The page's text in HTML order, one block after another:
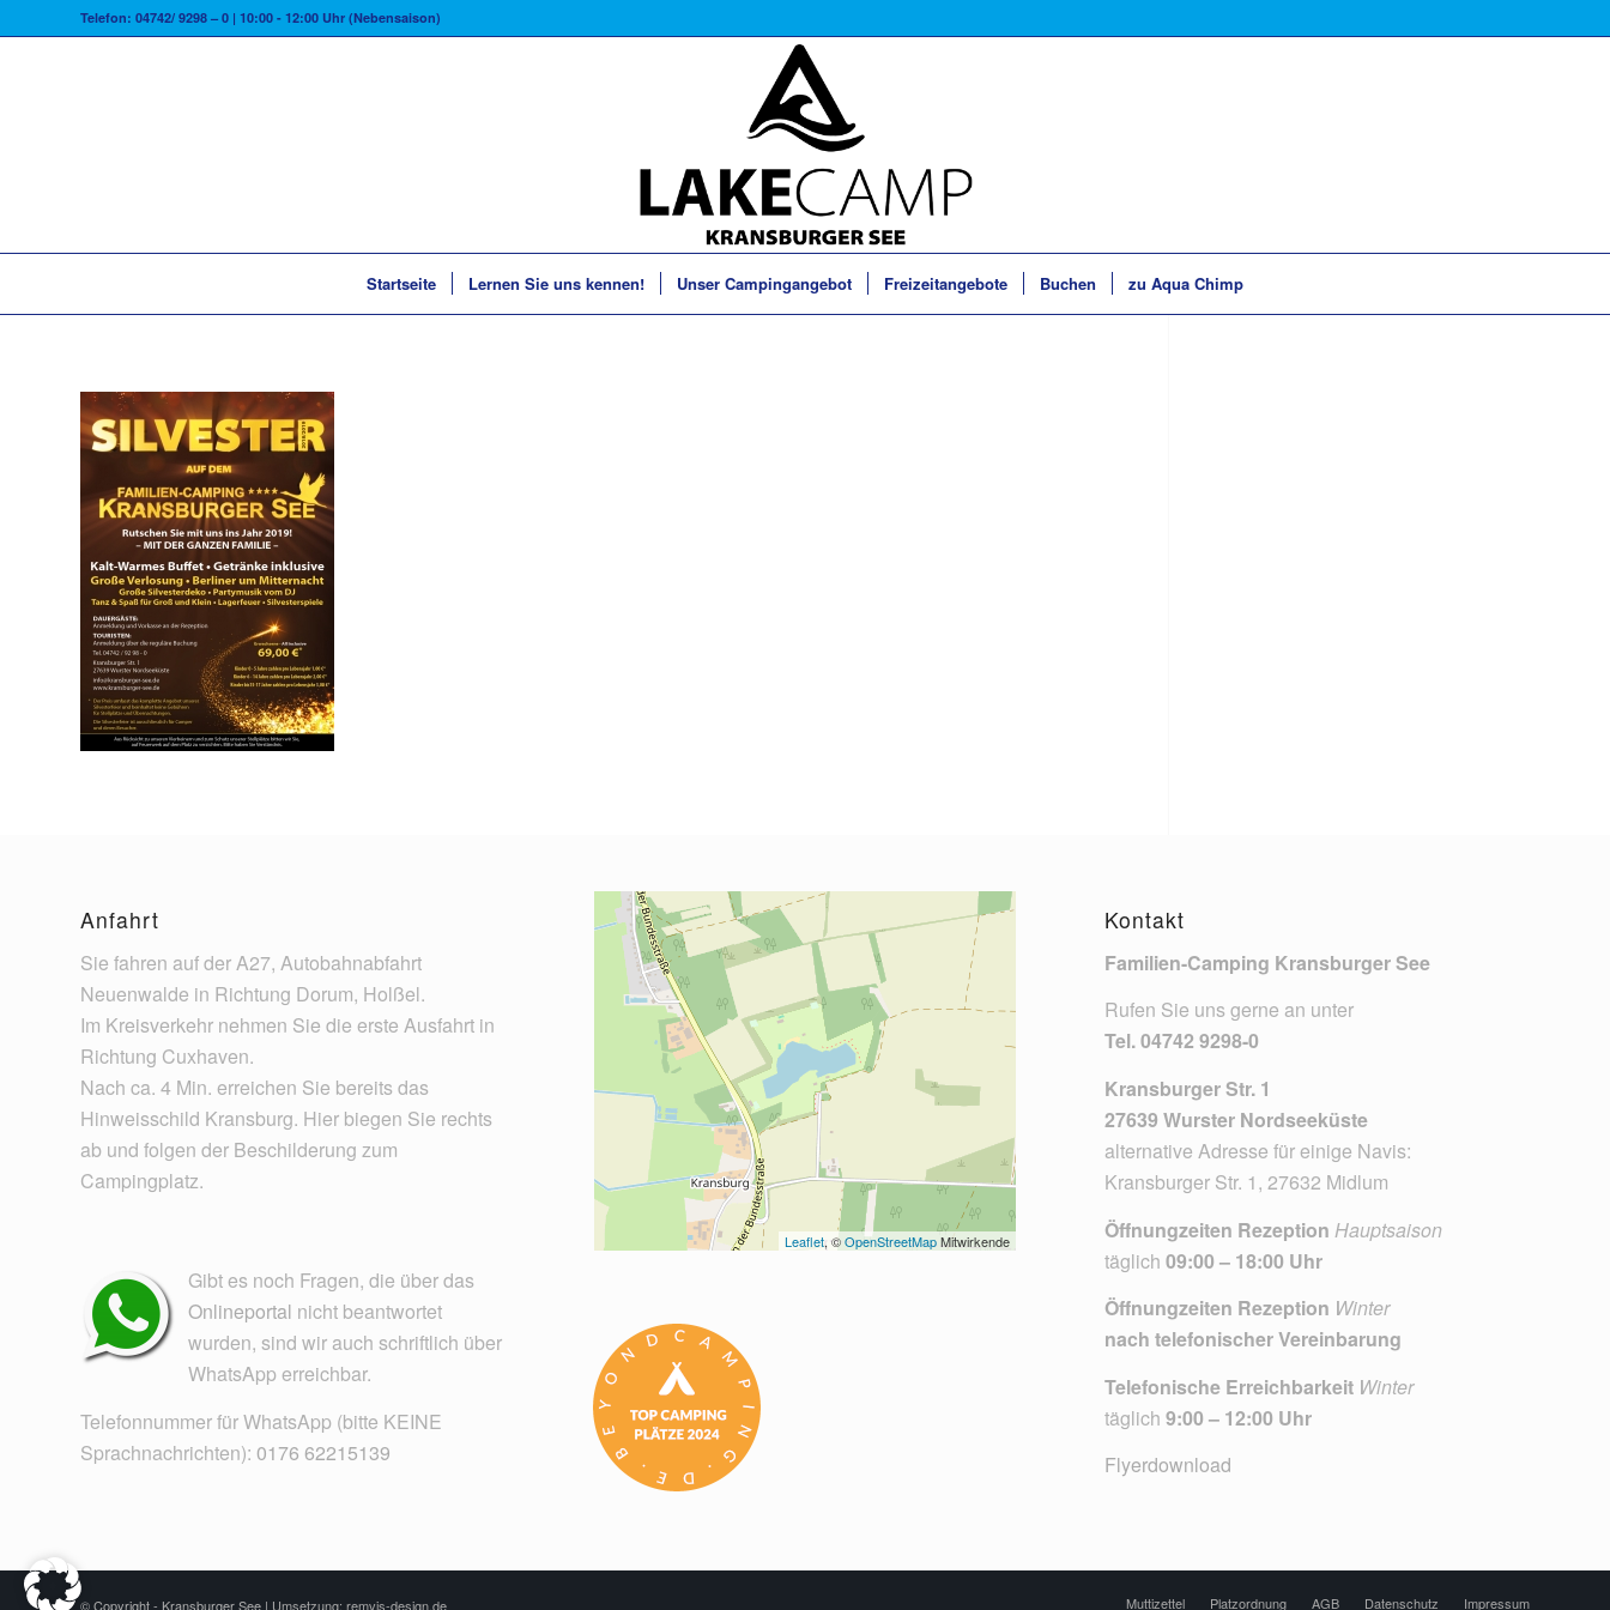
Telefon: 04742/ 9298 – 0 | 10:00 - 12:00 Uhr (Nebensaison)
Startseite Lernen Sie uns kennen! Unser Campingangebot Freizeitangebote Buchen zu Aqua Chimp
Anfahrt
Sie fahren auf der A27, Autobahnabfahrt
Neuenwalde in Richtung Dorum, Holßel.
Im Kreisverkehr nehmen Sie die erste Ausfahrt in
Richtung Cuxhaven.
Nach ca. 4 Min. erreichen Sie bereits das
Hinweisschild Kransburg. Hier biegen Sie rechts
ab und folgen der Beschilderung zum
Campingplatz.
Gibt es noch Fragen, die über das
Onlineportal nicht beantwortet
wurden, sind wir auch schriftlich über
WhatsApp erreichbar.
Telefonnummer für WhatsApp (bitte KEINE
Sprachnachrichten): 0176 62215139
Leaflet, © OpenStreetMap Mitwirkende
Kontakt
Familien-Camping Kransburger See
Rufen Sie uns gerne an unter
Tel.04742 9298-0
Kransburger Str. 1
27639 Wurster Nordseeküste
alternative Adresse für einige Navis:
Kransburger Str. 1, 27632 Midlum
Öffnungzeiten Rezeption Hauptsaison
täglich 09:00 – 18:00 Uhr
Öffnungzeiten Rezeption Winter
nach telefonischer Vereinbarung
Telefonische Erreichbarkeit Winter
täglich 9:00 – 12:00 Uhr
Flyerdownload
© Copyright - Kransburger See | Umsetzung: remvis-design.de Muttizettel Platzordnung AGB Datenschutz Impressum